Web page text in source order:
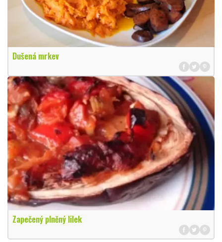
Dušená mrkev
Zapečený plněný lilek